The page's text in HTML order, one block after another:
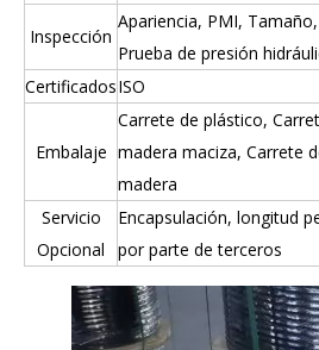
Inspección
Apariencia, PMI,
Prueba de presión
CertificadosISO
Embalaje
Carrete de plástico,
madera maciza, Carrete
madera
Servicio
Opcional
Encapsulación, longitud
por parte de terceros